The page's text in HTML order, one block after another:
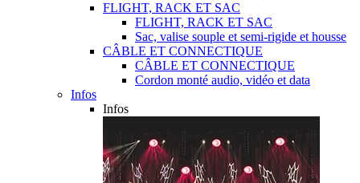
FLIGHT, RACK ET SAC
FLIGHT, RACK ET SAC
Sac, valise souple et semi-rigide et housse
CÂBLE ET CONNECTIQUE
CÂBLE ET CONNECTIQUE
Cordon monté audio, vidéo et data
Infos
Infos